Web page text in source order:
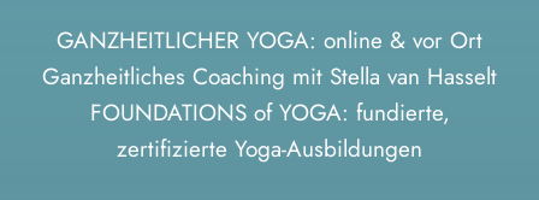
GANZHEITLICHER YOGA: online & vor Ort
Ganzheitliches Coaching mit Stella van Hasselt
FOUNDATIONS of YOGA: fundierte,
zertifizierte Yoga-Ausbildungen